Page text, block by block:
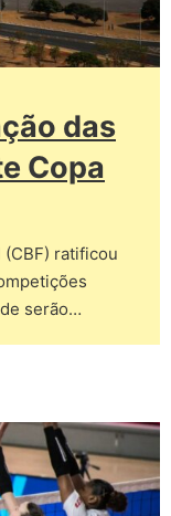
das
Copa
ratificou
serão…